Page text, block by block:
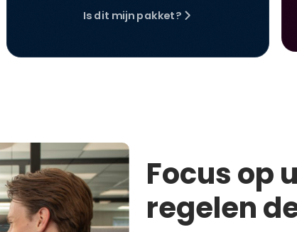
Is dit mijn pakket?
Focus op
regelen